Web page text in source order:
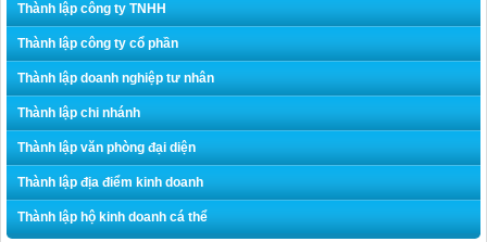
Thành lập công ty TNHH
Thành lập công ty cổ phần
Thành lập doanh nghiệp tư nhân
Thành lập chi nhánh
Thành lập văn phòng đại diện
Thành lập địa điểm kinh doanh
Thành lập hộ kinh doanh cá thể